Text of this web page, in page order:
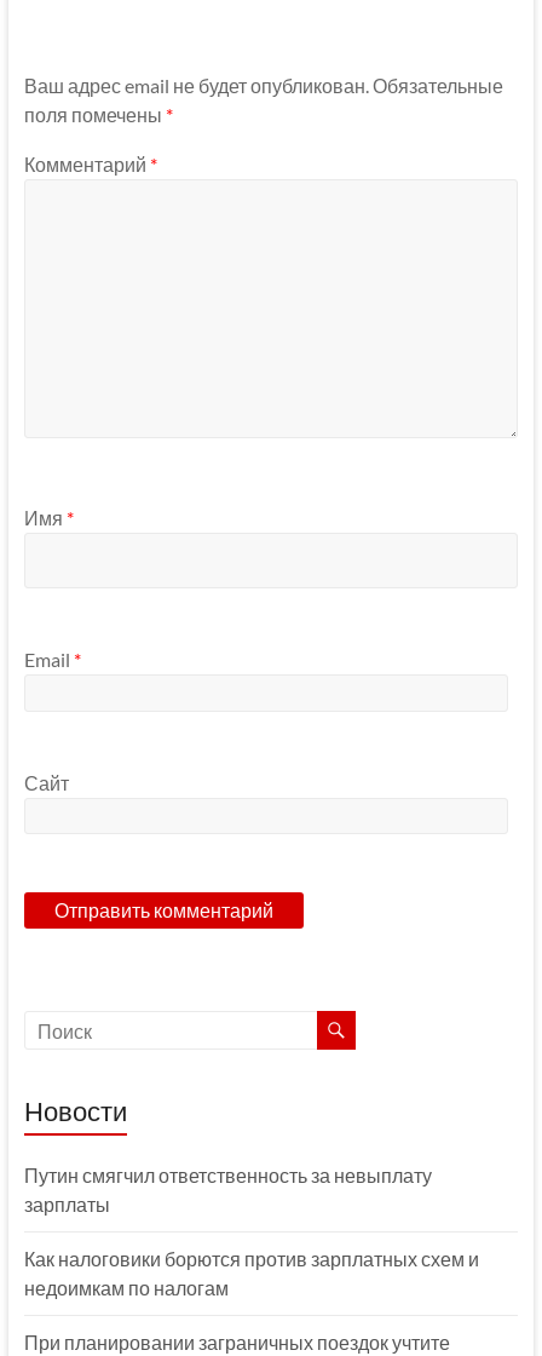
Ваш адрес email не будет опубликован. Обязательные
поля помечены *
Комментарий *
Имя *
Email *
Сайт
Новости
Путин смягчил ответственность за невыплату
зарплаты
Как налоговики борются против зарплатных схем и
недоимкам по налогам
При планировании заграничных поездок учтите